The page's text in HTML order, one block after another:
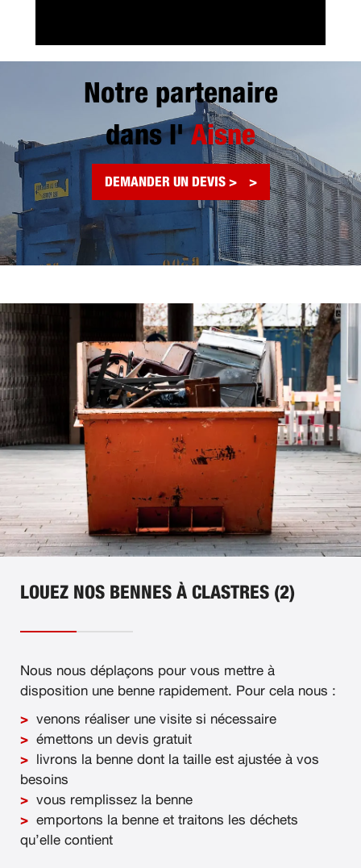
Notre partenaire
dans l'Aisne
DEMANDER UN DEVIS >
LOUEZ NOS BENNES À CLASTRES (2)
Nous nous déplaçons pour vous mettre à
disposition une benne rapidement. Pour cela nous :
venons réaliser une visite si nécessaire
émettons un devis gratuit
livrons la benne dont la taille est ajustée à vos
besoins
vous remplissez la benne
emportons la benne et traitons les déchets
qu’elle contient